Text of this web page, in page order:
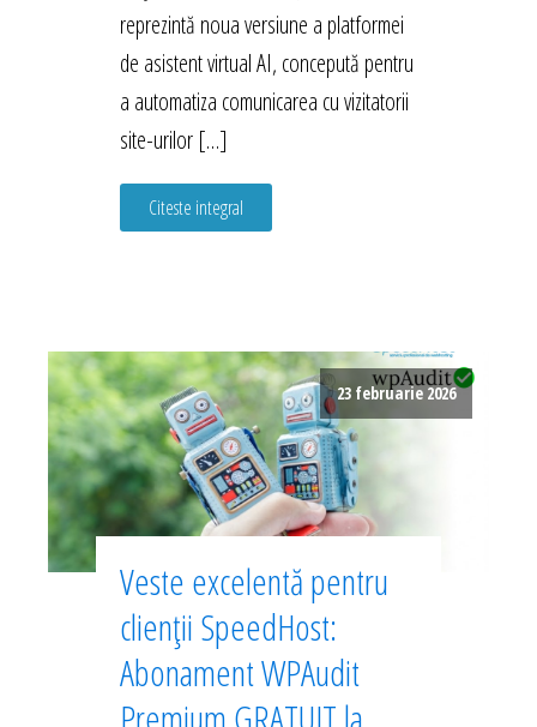
reprezintă noua versiune a platformei
de asistent virtual AI, concepută pentru
a automatiza comunicarea cu vizitatorii
site-urilor […]
Citeste integral
23 februarie 2026
Veste excelentă pentru
clienții SpeedHost:
Abonament WPAudit